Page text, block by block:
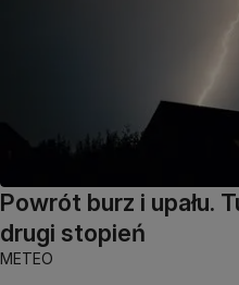
Powrót burz i upału.
drugi stopień
METEO